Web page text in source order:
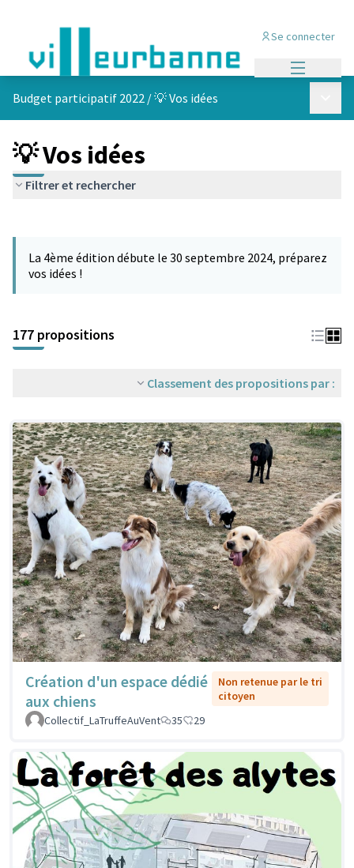
Se connecter
Budget participatif 2022 /💡 Vos idées
💡 Vos idées
Filtrer et rechercher
−
La 4ème édition débute le 30 septembre 2024, préparez
vos idées !
177 propositions
Classement des propositions par :
Création d'un espace dédié
aux chiens
Non retenue par le tri
citoyen
Collectif_LaTruffeAuVent
35 29